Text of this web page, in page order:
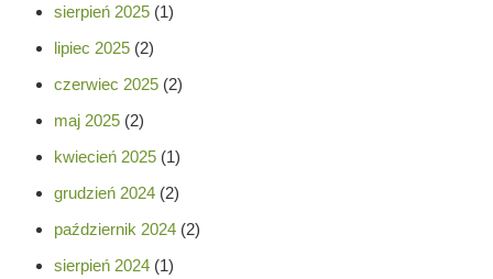
sierpień 2025(1)
lipiec 2025(2)
czerwiec 2025(2)
maj 2025(2)
kwiecień 2025(1)
grudzień 2024(2)
październik 2024(2)
sierpień 2024(1)